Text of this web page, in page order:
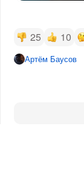
25 10
Артём Баусов